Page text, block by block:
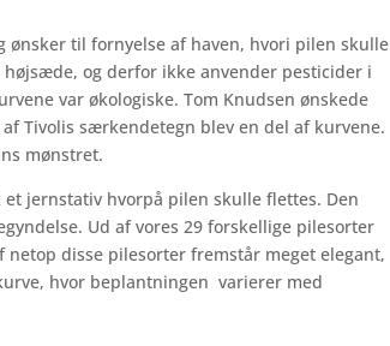
ønsker til fornyelse af haven, hvori pilen skulle
og derfor ikke anvender pesticider i
var økologiske. Tom Knudsen ønskede
Tivolis særkendetegn blev en del af kurvene.
mønstret.
jernstativ hvorpå pilen skulle flettes. Den
Ud af vores 29 forskellige pilesorter
disse pilesorter fremstår meget elegant,
hvor beplantningen varierer med